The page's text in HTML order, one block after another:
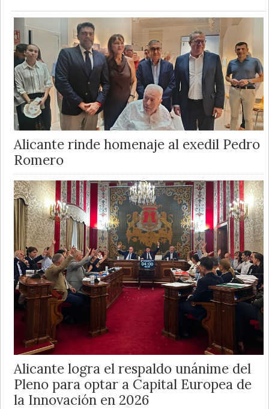
Alicante rinde homenaje al exedil Pedro
Romero
Alicante logra el respaldo unánime del
Pleno para optar a Capital Europea de
la Innovación en 2026